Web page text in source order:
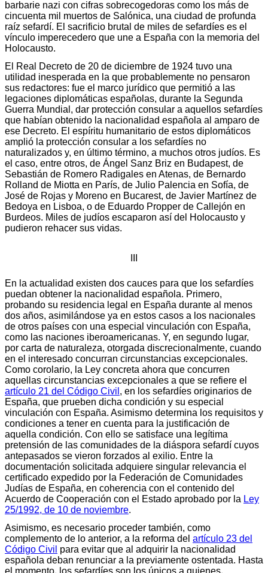
barbarie nazi con cifras sobrecogedoras como los más de
cincuenta mil muertos de Salónica, una ciudad de profunda
raíz sefardí. El sacrificio brutal de miles de sefardíes es el
vínculo imperecedero que une a España con la memoria del
Holocausto.
El Real Decreto de 20 de diciembre de 1924 tuvo una
utilidad inesperada en la que probablemente no pensaron
sus redactores: fue el marco jurídico que permitió a las
legaciones diplomáticas españolas, durante la Segunda
Guerra Mundial, dar protección consular a aquellos sefardíes
que habían obtenido la nacionalidad española al amparo de
ese Decreto. El espíritu humanitario de estos diplomáticos
amplió la protección consular a los sefardíes no
naturalizados y, en último término, a muchos otros judíos. Es
el caso, entre otros, de Ángel Sanz Briz en Budapest, de
Sebastián de Romero Radigales en Atenas, de Bernardo
Rolland de Miotta en París, de Julio Palencia en Sofía, de
José de Rojas y Moreno en Bucarest, de Javier Martínez de
Bedoya en Lisboa, o de Eduardo Propper de Callejón en
Burdeos. Miles de judíos escaparon así del Holocausto y
pudieron rehacer sus vidas.
En la actualidad existen dos cauces para que los sefardíes
puedan obtener la nacionalidad española. Primero,
probando su residencia legal en España durante al menos
dos años, asimilándose ya en estos casos a los nacionales
de otros países con una especial vinculación con España,
como las naciones iberoamericanas. Y, en segundo lugar,
por carta de naturaleza, otorgada discrecionalmente, cuando
en el interesado concurran circunstancias excepcionales.
Como corolario, la Ley concreta ahora que concurren
aquellas circunstancias excepcionales a que se refiere el
artículo 21 del Código Civil , en los sefardíes originarios de
España, que prueben dicha condición y su especial
vinculación con España. Asimismo determina los requisitos y
condiciones a tener en cuenta para la justificación de
aquella condición. Con ello se satisface una legítima
pretensión de las comunidades de la diáspora sefardí cuyos
antepasados se vieron forzados al exilio. Entre la
documentación solicitada adquiere singular relevancia el
certificado expedido por la Federación de Comunidades
Judías de España, en coherencia con el contenido del
Acuerdo de Cooperación con el Estado aprobado por la Ley
25/1992, de 10 de noviembre.
Asimismo, es necesario proceder también, como
complemento de lo anterior, a la reforma del artículo 23 del
Código Civil para evitar que al adquirir la nacionalidad
española deban renunciar a la previamente ostentada. Hasta
el momento, los sefardíes son los únicos a quienes,